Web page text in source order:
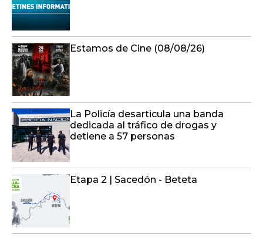
Estamos de Cine (08/08/26)
La Policía desarticula una banda
dedicada al tráfico de drogas y
detiene a 57 personas
Etapa 2 | Sacedón - Beteta